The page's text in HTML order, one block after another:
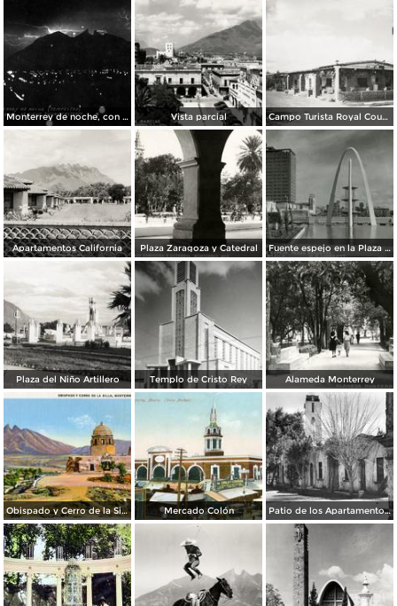
Monterrey de noche, con tempestad Vista parcial Campo Turista Royal Courts
Apartamentos California Plaza Zaragoza y Catedral Fuente espejo en la Plaza Zaragoza
Plaza del Niño Artillero Templo de Cristo Rey Alameda Monterrey
Obispado y Cerro de la Silla Mercado Colón Patio de los Apartamentos Regina